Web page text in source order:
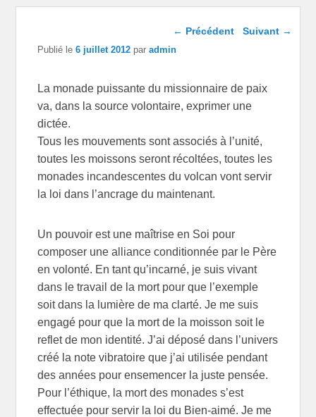
Navigation dans les
← Précédent Suivant →
Publié le6 juillet 2012 paradmin
La monade puissante du missionnaire de paix
va, dans la source volontaire, exprimer une
dictée.
Tous les mouvements sont associés à l’unité,
toutes les moissons seront récoltées, toutes les
monades incandescentes du volcan vont servir
la loi dans l’ancrage du maintenant.
Un pouvoir est une maîtrise en Soi pour
composer une alliance conditionnée par le Père
en volonté. En tant qu’incarné, je suis vivant
dans le travail de la mort pour que l’exemple
soit dans la lumière de ma clarté. Je me suis
engagé pour que la mort de la moisson soit le
reflet de mon identité. J’ai déposé dans l’univers
créé la note vibratoire que j’ai utilisée pendant
des années pour ensemencer la juste pensée.
Pour l’éthique, la mort des monades s’est
effectuée pour servir la loi du Bien-aimé. Je me